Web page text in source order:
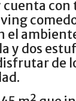
el
y dos
de